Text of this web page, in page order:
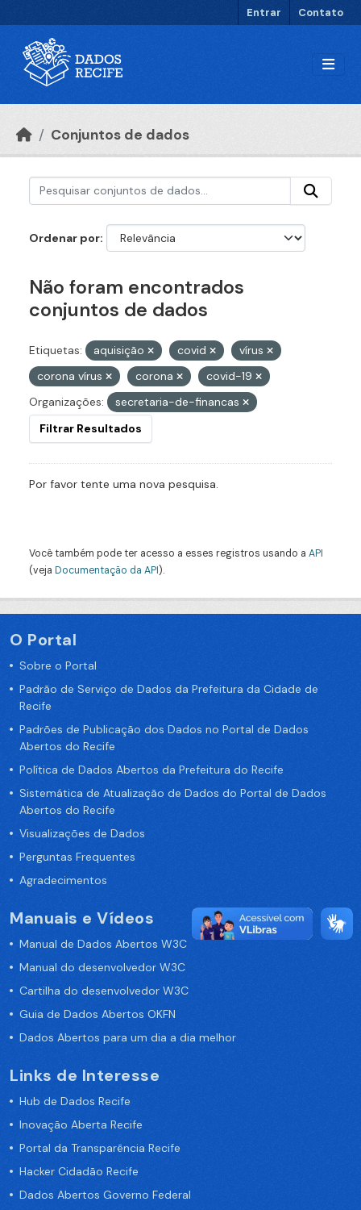
Entrar Contato
Conjuntos de dados
Ordenar por
Não foram encontrados
conjuntos de dados
Etiquetas: aquisição covid
vírus
corona vírus
corona
covid-19
Organizações:
secretaria-de-financas
Filtrar Resultados
Por favor tente uma nova pesquisa.
Você também pode ter acesso a esses registros usando a API
(veja Documentação da API).
O Portal
Sobre o Portal
Padrão de Serviço de Dados da Prefeitura da Cidade de
Recife
Padrões de Publicação dos Dados no Portal de Dados
Abertos do Recife
Política de Dados Abertos da Prefeitura do Recife
Sistemática de Atualização de Dados do Portal de Dados
Abertos do Recife
Visualizações de Dados
Perguntas Frequentes
Agradecimentos
Manuais e Vídeos
Manual de Dados Abertos W3C
Manual do desenvolvedor W3C
Cartilha do desenvolvedor W3C
Guia de Dados Abertos OKFN
Dados Abertos para um dia a dia melhor
Links de Interesse
Hub de Dados Recife
Inovação Aberta Recife
Portal da Transparência Recife
Hacker Cidadão Recife
Dados Abertos Governo Federal